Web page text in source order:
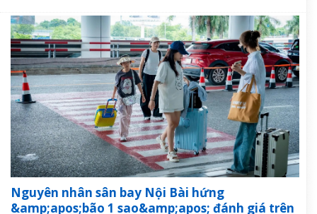
Nguyên nhân sân bay Nội Bài hứng
&amp;apos;bão 1 sao&amp;apos; đánh giá trên